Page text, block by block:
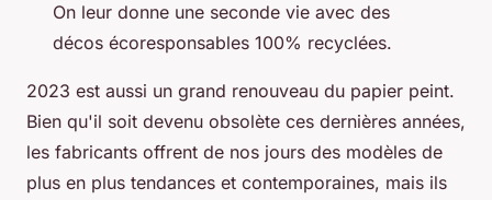
On leur donne une seconde vie avec des
décos écoresponsables 100% recyclées.
2023 est aussi un grand renouveau du papier peint.
Bien qu'il soit devenu obsolète ces dernières années,
les fabricants offrent de nos jours des modèles de
plus en plus tendances et contemporaines, mais ils